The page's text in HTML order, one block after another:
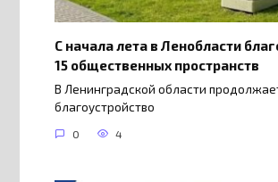
С начала лета в Ленобласти
15 общественных пространств
В Ленинградской области
благоустройство
0 4